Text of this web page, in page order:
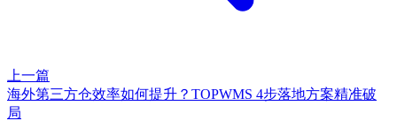
上一篇
海外第三方仓效率如何提升？TOPWMS 4步落地方案精准破
局